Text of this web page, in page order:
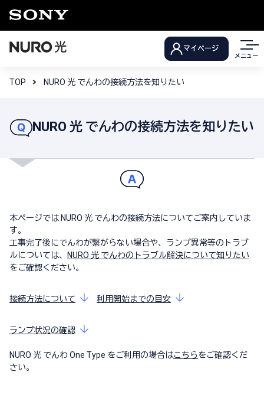
マイページ
メニュー
TOP NURO 光 でんわの接続方法を知りたい
NURO 光 でんわの接続方法を知りたい
本ページでは NURO 光 でんわの接続方法についてご案内していま
す。
工事完了後にでんわが繋がらない場合や、ランプ異常等のトラブ
ルについては、 NURO 光 でんわのトラブル解決について知りたい
をご確認ください。
接続方法について 利用開始までの目安
ランプ状況の確認
NURO 光 でんわ One Type をご利用の場合はこちらをご確認くだ
さい。